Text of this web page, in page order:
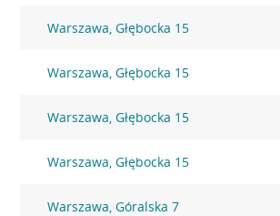
Warszawa, Głębocka 15
Warszawa, Głębocka 15
Warszawa, Głębocka 15
Warszawa, Głębocka 15
Warszawa, Góralska 7